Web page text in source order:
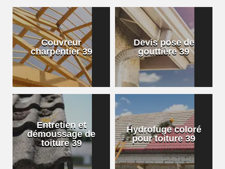
Couvreur
charpentier 39
Devis pose de
gouttière 39
Entretien et
démoussage de
toiture 39
Hydrofuge coloré
pour toiture 39